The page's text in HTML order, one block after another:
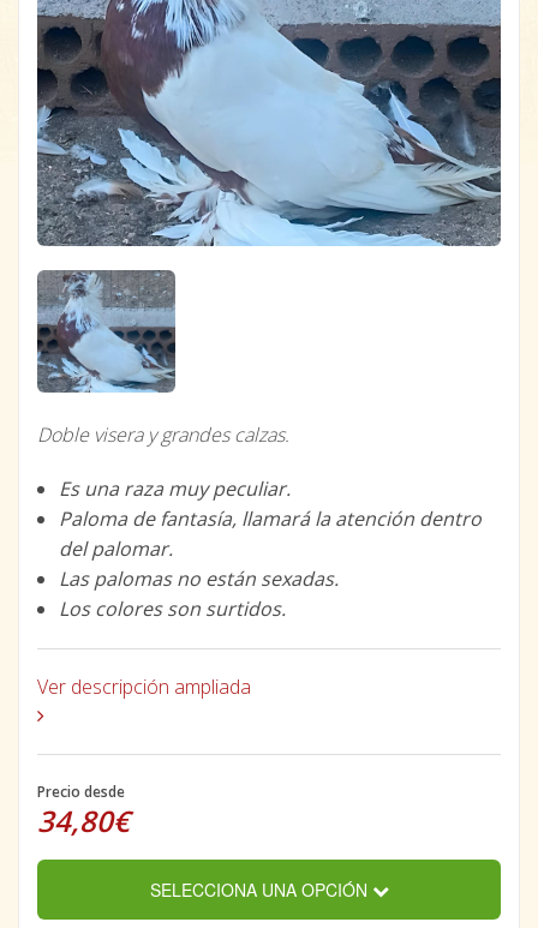
Doble visera y grandes calzas.
Es una raza muy peculiar.
Paloma de fantasía, llamará la atención dentro
del palomar.
Las palomas no están sexadas.
Los colores son surtidos.
Ver descripción ampliada
Precio desde
34,80€
SELECCIONA UNA OPCIÓN